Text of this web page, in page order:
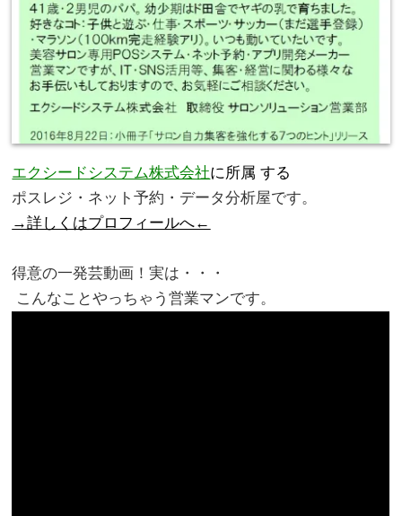
エクシードシステム株式会社に所属 する
ポスレジ・ネット予約・データ分析屋です。
→詳しくはプロフィールへ←
得意の一発芸動画！実は・・・
こんなことやっちゃう営業マンです。